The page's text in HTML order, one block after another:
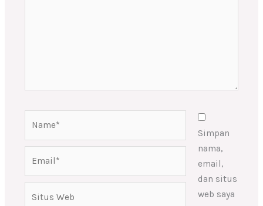
Simpan
nama,
email,
dan situs
web saya